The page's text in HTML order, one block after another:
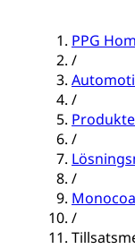
PPG
/
/
/
/
/